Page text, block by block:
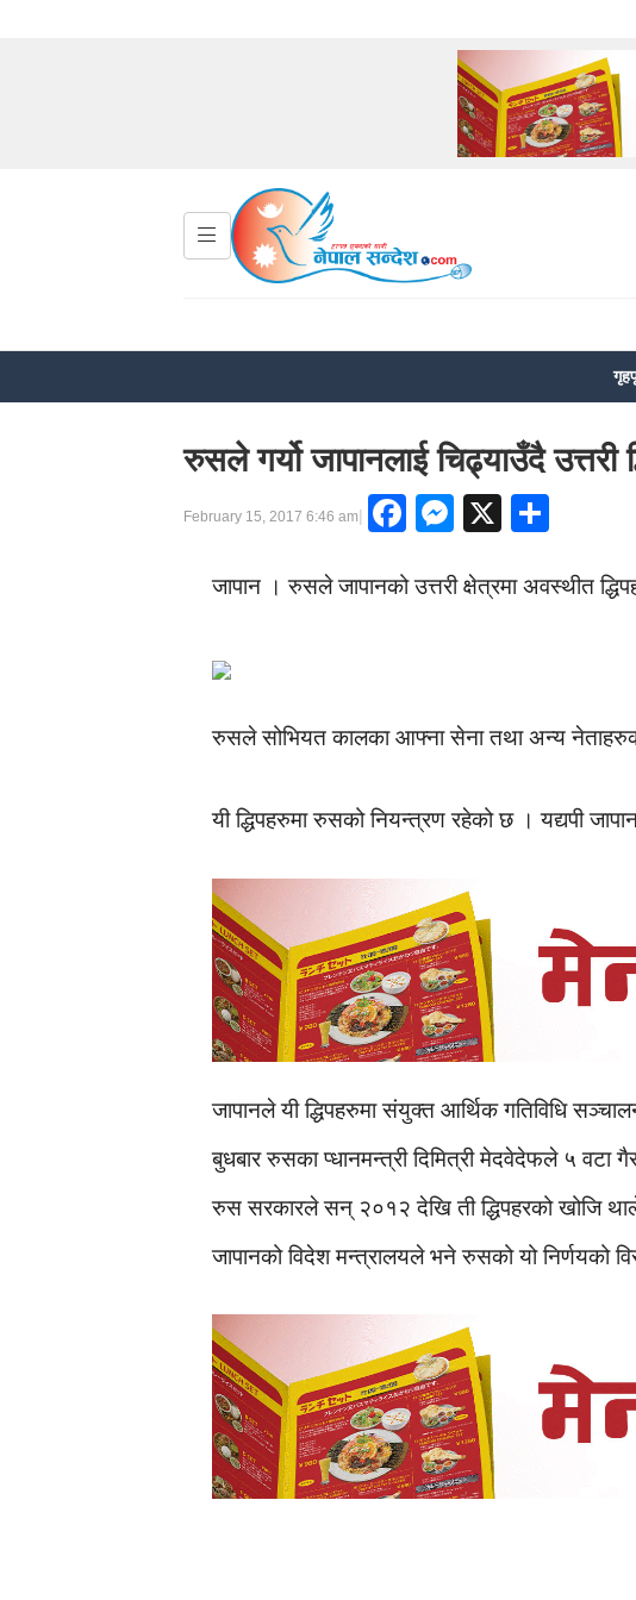
रुसले गर्यो जापानलाई चिढ्याउँदै
February 15, 2017 6:46 am| Facebook
Messenger
X
जापान । रुसले जापानको उत्तरी क्षेत्रमा अवस्थीत
रुसले सोभियत कालका आफ्ना सेना तथा अन्य नेताहरुको
यी द्धिपहरुमा रुसको नियन्त्रण रहेको छ । यद्यपी
जापानले यी द्धिपहरुमा संयुक्त आर्थिक गतिविधि
बुधबार रुसका प्धानमन्त्री दिमित्री मेदवेदेफले ५ वटा
रुस सरकारले सन् २०१२ देखि ती द्धिपहरको खोजि
जापानको विदेश मन्त्रालयले भने रुसको यो निर्णयको